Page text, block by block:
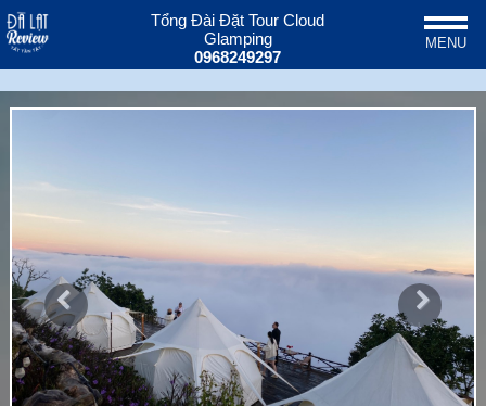
Tổng Đài Đặt Tour Cloud
Glamping
0968249297
MENU
Previous Next